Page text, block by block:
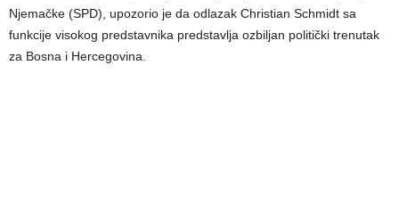
Njemačke (SPD), upozorio je da odlazak Christian Schmidt sa
funkcije visokog predstavnika predstavlja ozbiljan politički trenutak
za Bosna i Hercegovina.